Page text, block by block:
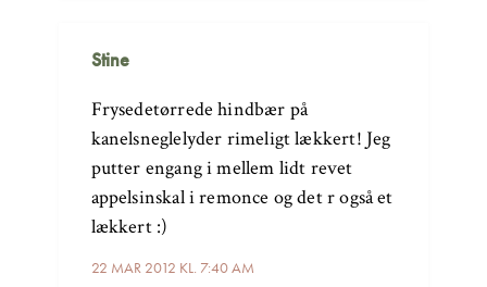
Stine
22 MAR 2012 KL. 7:40 AM
Frysedetørrede hindbær på
kanelsneglelyder rimeligt lækkert! Jeg
putter engang i mellem lidt revet
appelsinskal i remonce og det r også et
lækkert :)